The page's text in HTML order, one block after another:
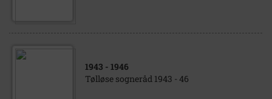
1943 - 1946
Tølløse sogneråd 1943 - 46